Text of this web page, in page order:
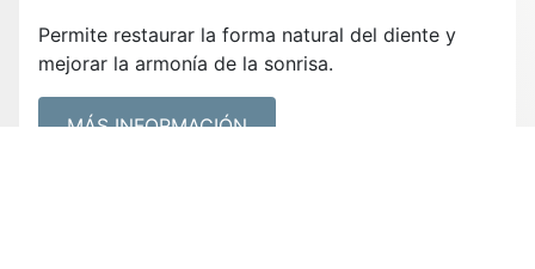
Permite restaurar la forma natural del diente y
mejorar la armonía de la sonrisa.
MÁS INFORMACIÓN